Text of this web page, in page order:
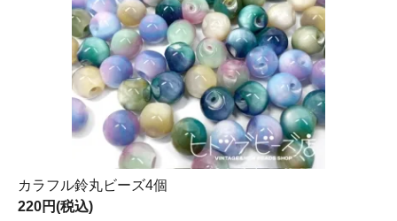
カラフル鈴丸ビーズ4個
220円(税込)